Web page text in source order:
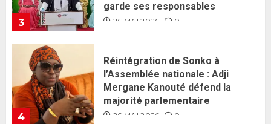
4
majorité parlementaire
26 MAI 2026 0
5
Guy Marius Sagna inquiet après la
nomination d’Al Aminou Lo : «
J’espère me tromper »
26 MAI 2026 0